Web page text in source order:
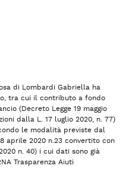
di Lombardi Gabriella ha
tra cui il contributo a fondo
(Decreto Legge 19 maggio
dalla L. 17 luglio 2020, n. 77)
le modalità previste dal
aprile 2020 n.23 convertito con
n. 40) i cui dati sono già
Trasparenza Aiuti